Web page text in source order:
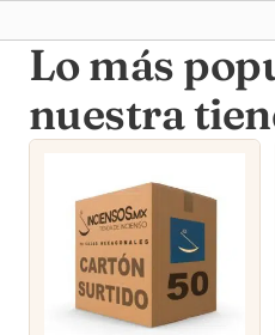
Lo más
nuestra